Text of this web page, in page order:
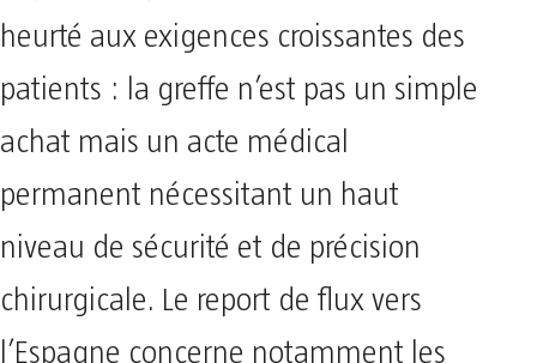
heurté aux exigences croissantes des
patients : la greffe n’est pas un simple
achat mais un acte médical
permanent nécessitant un haut
niveau de sécurité et de précision
chirurgicale. Le report de flux vers
l’Espagne concerne notamment les